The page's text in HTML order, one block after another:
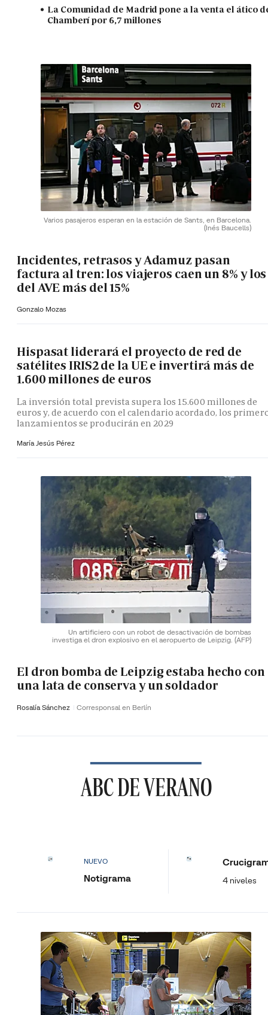
La Comunidad de Madrid pone a la venta el ático
Chamberí por 6,7 millones
Varios pasajeros esperan en la estación de Sants, en Barcelona.
(Inés Baucells)
Incidentes, retrasos y Adamuz pasan
factura al tren: los viajeros caen un 8% y los
del AVE más del 15%
Gonzalo Mozas
Hispasat liderará el proyecto de red de
satélites IRIS2 de la UE e invertirá más de
1.600 millones de euros
La inversión total prevista supera los 15.600 millones de
euros y, de acuerdo con el calendario acordado, los
lanzamientos se producirán en 2029
María Jesús Pérez
Un artificiero con un robot de desactivación de bombas
investiga el dron explosivo en el aeropuerto de Leipzig. (AFP)
El dron bomba de Leipzig estaba hecho con
una lata de conserva y un soldador
Rosalía Sánchez Corresponsal en Berlín
ABC DE VERANO
NUEVO
Notigrama 4 niveles